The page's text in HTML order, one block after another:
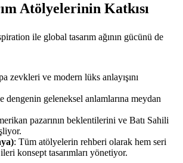
Atölyelerinin Katkısı
ile global tasarım ağının gücünü de
zevkleri ve modern lüks anlayışını
dengenin geleneksel anlamlarına meydan
pazarının beklentilerini ve Batı Sahili
: Tüm atölyelerin rehberi olarak hem seri
konsept tasarımları yönetiyor.